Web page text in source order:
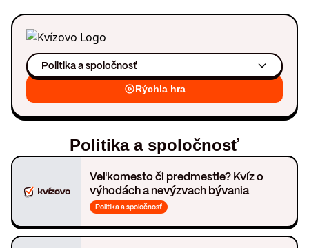
Politika a spoločnosť
Rýchla hra
Politika a spoločnosť
Veľkomesto či predmestie? Kvíz o
výhodách a nevýzvach bývania
Politika a spoločnosť